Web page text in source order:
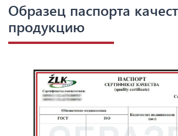
Образец паспорта
продукцию